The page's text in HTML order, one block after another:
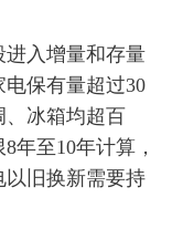
入增量和存量
保有量超过30
冰箱均超百
年至10年计算，
旧换新需要持